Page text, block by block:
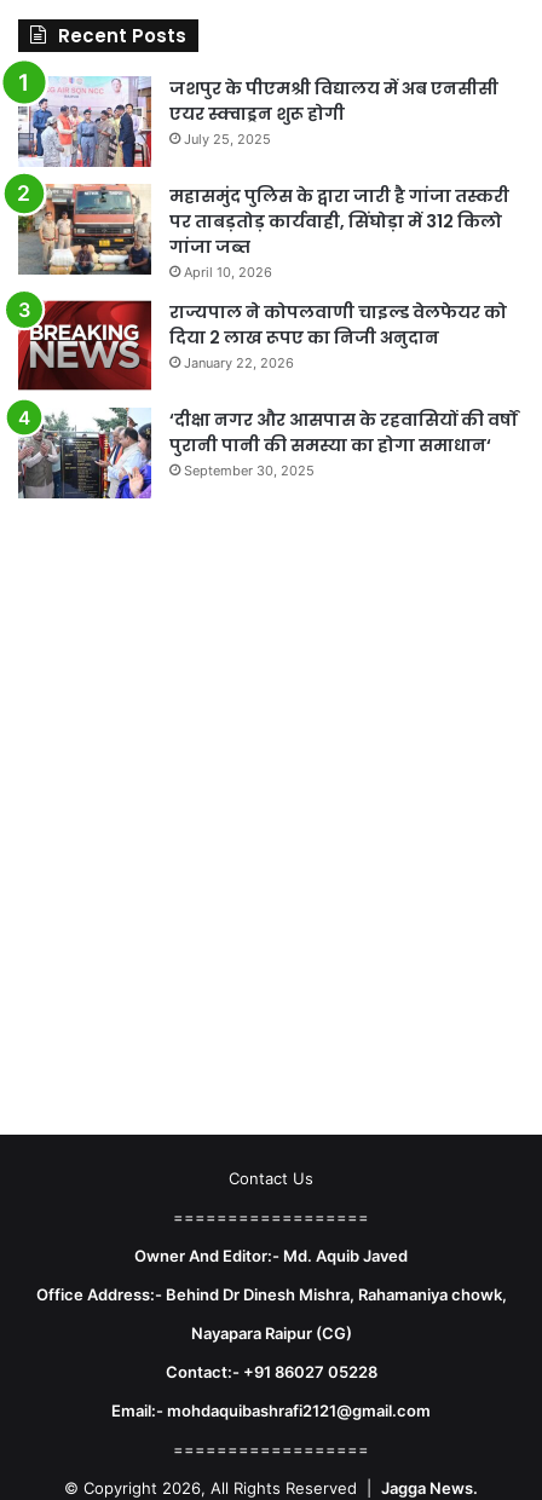
Recent Posts
जशपुर के पीएमश्री विद्यालय में अब एनसीसी
एयर स्क्वाड्रन शुरू होगी
July 25, 2025
महासमुंद पुलिस के द्वारा जारी है गांजा तस्करी
पर ताबड़तोड़ कार्यवाही, सिंघोड़ा में 312 किलो
गांजा जब्त
April 10, 2026
राज्यपाल ने कोपलवाणी चाइल्ड वेलफेयर को
दिया 2 लाख रूपए का निजी अनुदान
January 22, 2026
‘दीक्षा नगर और आसपास के रहवासियों की वर्षों
पुरानी पानी की समस्या का होगा समाधान‘
September 30, 2025
Contact Us
==================
Owner And Editor:- Md. Aquib Javed
Office Address:- Behind Dr Dinesh Mishra, Rahamaniya chowk,
Nayapara Raipur (CG)
Contact:- +91 86027 05228
Email:- mohdaquibashrafi2121@gmail.com
==================
© Copyright 2026, All Rights Reserved | Jagga News.